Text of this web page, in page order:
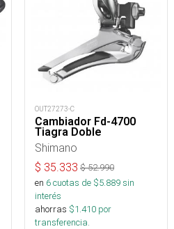
OUT27273-C
Cambiador Fd-4700
Tiagra Doble
Shimano
$ 35.333 $52.990
en 6cuotas de $5.889sin
interés
ahorras $1.410 por
transferencia.